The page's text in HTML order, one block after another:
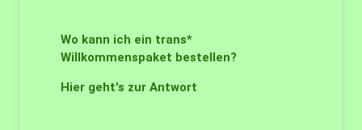
Wo kann ich ein trans*
Willkommenspaket bestellen?
Hier geht's zur Antwort